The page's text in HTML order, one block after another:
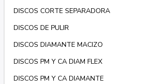
DISCOS CORTE SEPARADORA
DISCOS DE PULIR
DISCOS DIAMANTE MACIZO
DISCOS PM Y CA DIAM FLEX
DISCOS PM Y CA DIAMANTE